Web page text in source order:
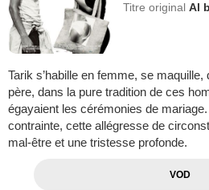
Titre originalAl
Tarik s’habille en femme, se
père, dans la pure tradition de ces
égayaient les cérémonies de
contrainte, cette allégresse de
mal-être et une tristesse profonde.
VOD